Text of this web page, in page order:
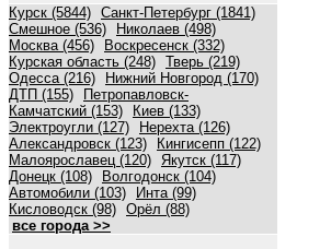
Курск (5844) Санкт-Петербург (1841)
Смешное (536)
Николаев (498)
Москва (456)
Воскресенск (332)
Курская область (248) Тверь (219)
Одесса (216)
Нижний Новгород (170)
ДТП (155)
Петропавловск-
Камчатский (153)
Киев (133)
Электроугли (127)
Нерехта (126)
Александровск (123)
Кингисепп (122)
Малоярославец (120) Якутск (117)
Донецк (108)
Волгодонск (104)
Автомобили (103)
Инта (99)
Кисловодск (98) Орёл (88)
все города >>